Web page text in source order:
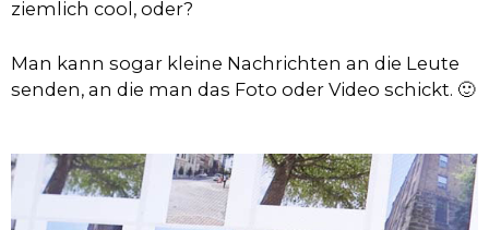
ziemlich cool, oder?
Man kann sogar kleine Nachrichten an die Leute
senden, an die man das Foto oder Video schickt. 🙂